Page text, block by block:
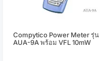
Compytico Power Meter รุ่น
AUA-9A พร้อม VFL 10mW